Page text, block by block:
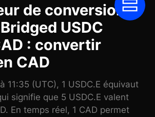
de conversion
USDC
: convertir
CAD
11:35 (UTC), 1 USDC.E équivaut
signifie que 5 USDC.E valent
En temps réel, 1 CAD permet